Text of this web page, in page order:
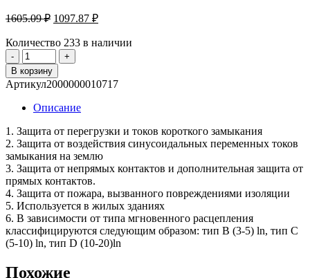
1605.09₽ Первоначальная
составляла
1605.09 ₽.
1097.87 ₽Текущая
1097.87 ₽.
Количество 233 в наличии
Количество
товара
Дифференциальный
автоматический
выключатель
YCB6HLN-
63
1P+N,
32
A,
30mA,
4.5kA,
C
(CNC
Electric)
В корзину
Артикул2000000010717
Описание
1. Защита от перегрузки и токов короткого замыкания
2. Защита от воздействия синусоидальных переменных токов
замыкания на землю
3. Защита от непрямых контактов и дополнительная защита от
прямых контактов.
4. Защита от пожара, вызванного повреждениями изоляции
5. Используется в жилых зданиях
6. В зависимости от типа мгновенного расцепления
классифицируются следующим образом: тип B (3-5) ln, тип C
(5-10) ln, тип D (10-20)ln
Похожие